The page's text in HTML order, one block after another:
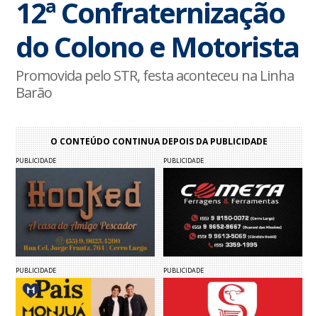
12ª Confraternização
do Colono e Motorista
Promovida pelo STR, festa aconteceu na Linha
Barão
O CONTEÚDO CONTINUA DEPOIS DA PUBLICIDADE
PUBLICIDADE PUBLICIDADE
PUBLICIDADE PUBLICIDADE